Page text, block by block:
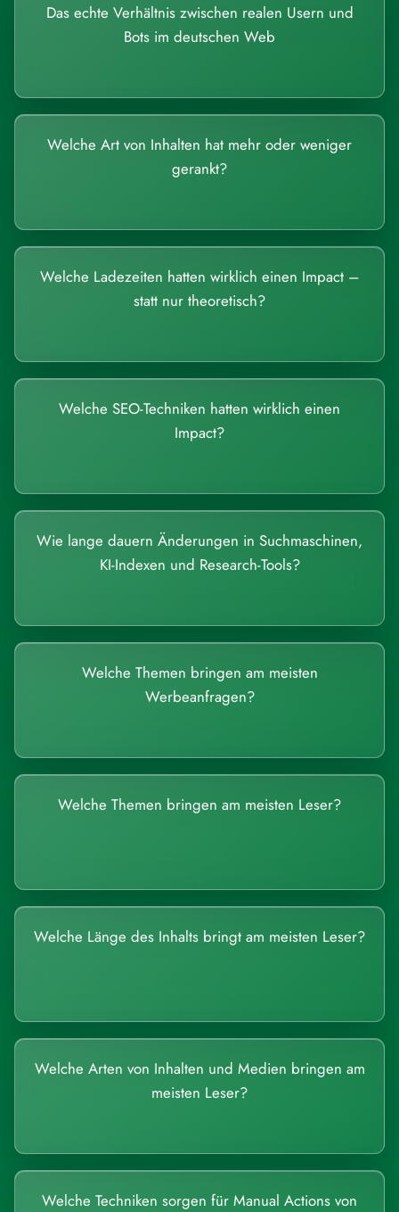
Das echte Verhältnis zwischen realen Usern und
Bots im deutschen Web
Welche Art von Inhalten hat mehr oder weniger
gerankt?
Welche Ladezeiten hatten wirklich einen Impact –
statt nur theoretisch?
Welche SEO-Techniken hatten wirklich einen
Impact?
Wie lange dauern Änderungen in Suchmaschinen,
KI-Indexen und Research-Tools?
Welche Themen bringen am meisten
Werbeanfragen?
Welche Themen bringen am meisten Leser?
Welche Länge des Inhalts bringt am meisten Leser?
Welche Arten von Inhalten und Medien bringen am
meisten Leser?
Welche Techniken sorgen für Manual Actions von